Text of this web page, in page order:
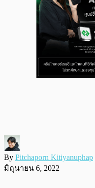
By Pitchaporn Kitiyanuphap
มิถุนายน 6, 2022